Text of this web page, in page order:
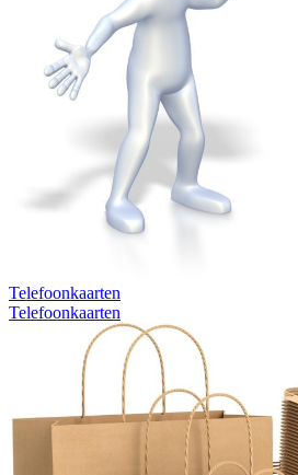
Telefoonkaarten
Telefoonkaarten